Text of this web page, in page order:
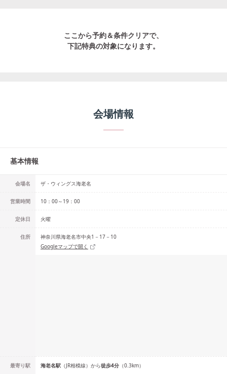
ここから予約＆条件クリアで、
下記特典の対象になります。
会場情報
基本情報
会場名 ザ・ウィングス海老名
営業時間 10：00～19：00
定休日 火曜
住所
神奈川県海老名市中央1－17－10
Googleマップで開く
最寄り駅 海老名駅 （JR相模線） から徒歩4分 （0.3km）